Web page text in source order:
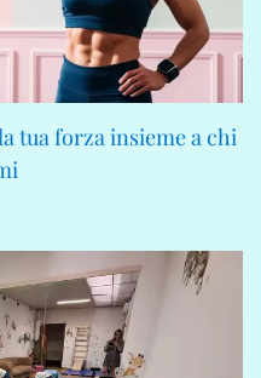
tua forza insieme a chi